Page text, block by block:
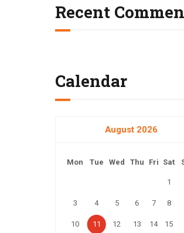
Recent
Calendar
August 2026
Mon Tue Wed Thu Fri Sat
1
3 4 5 6 7 8
10 11 12 13 14 15